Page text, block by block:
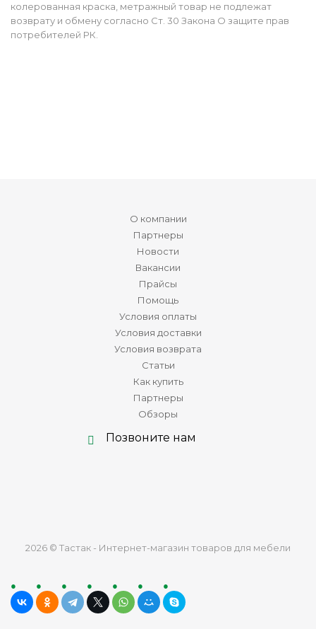
колерованная краска, метражный товар не подлежат
возврату и обмену согласно Ст. 30 Закона О защите прав
потребителей РК.
О компании
Партнеры
Новости
Вакансии
Прайсы
Помощь
Условия оплаты
Условия доставки
Условия возврата
Статьи
Как купить
Партнеры
Обзоры
Позвоните нам
2026 © Тастак - Интернет-магазин товаров для мебели